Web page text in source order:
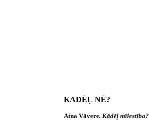
KADĒĻ NĒ?
Aina Vāvere. Kādēļ mīlestība?